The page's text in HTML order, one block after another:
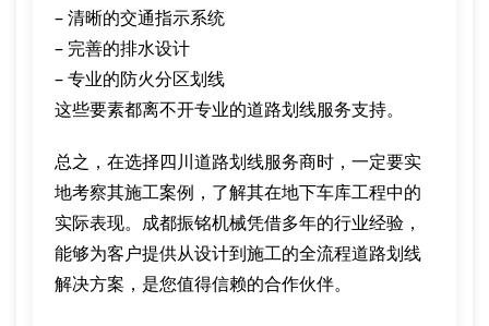
– 清晰的交通指示系统
– 完善的排水设计
– 专业的防火分区划线
这些要素都离不开专业的道路划线服务支持。
总之，在选择四川道路划线服务商时，一定要实
地考察其施工案例，了解其在地下车库工程中的
实际表现。成都振铭机械凭借多年的行业经验，
能够为客户提供从设计到施工的全流程道路划线
解决方案，是您值得信赖的合作伙伴。